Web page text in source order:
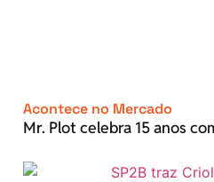
Acontece no Mercado
Mr. Plot celebra 15 anos